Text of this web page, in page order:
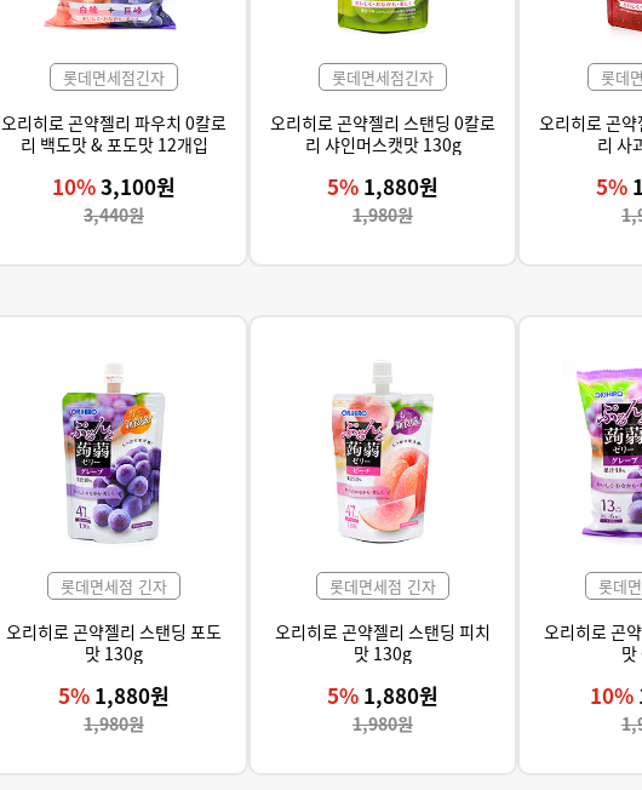
롯데면세점긴자
오리히로 곤약젤리 파우치 0칼로
리 백도맛 & 포도맛 12개입
10%3,100원
3,440원
롯데면세점긴자
오리히로 곤약젤리 스탠딩 0칼로
리 샤인머스캣맛 130g
5% 1,880원
1,980원
롯데
오리히로 곤
리 사
5%
롯데면세점 긴자
오리히로 곤약젤리 스탠딩 포도
맛 130g
5% 1,880원
1,980원
롯데면세점 긴자
오리히로 곤약젤리 스탠딩 피치
맛 130g
5% 1,880원
1,980원
롯데
오리히로 곤
맛
10%